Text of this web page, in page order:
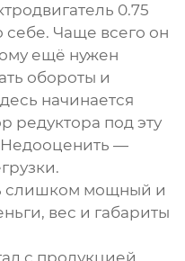
0.75
себе. Чаще всего он
ещё нужен
обороты и
начинается
редуктора под эту
—
слишком мощный и
вес и габариты